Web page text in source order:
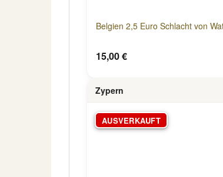
Belgien 2,5 Euro Schlacht von
15,00 €
Zypern
AUSVERKAUFT